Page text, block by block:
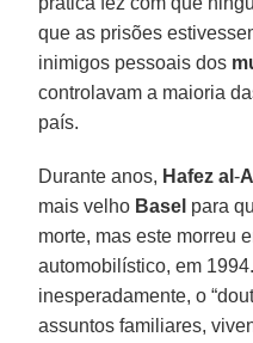
que as prisões
inimigos pessoais dos
controlavam a maioria
país.
Durante anos, Hafez al-
mais velho Basel para
morte, mas este morreu
automobilístico, em
inesperadamente, o
assuntos familiares,